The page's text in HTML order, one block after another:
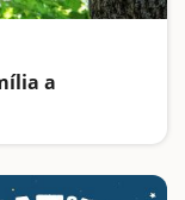
a